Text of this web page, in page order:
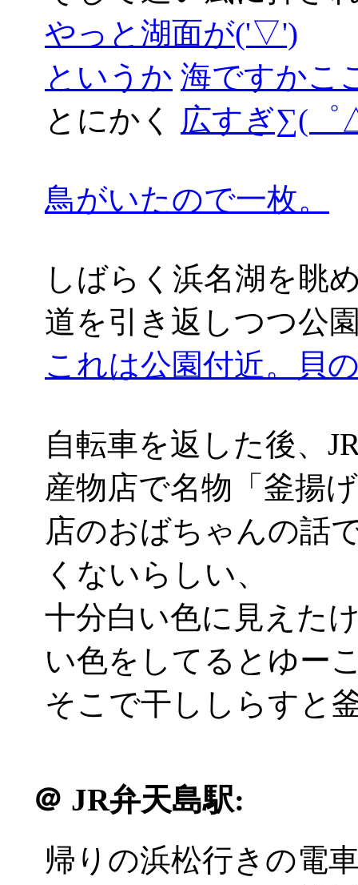
やっと湖面が('▽')
というか 海ですかこ
とにかく 広すぎ∑(゜
鳥がいたので一枚。
しばらく浜名湖を眺
道を引き返しつつ公
これは公園付近。貝
自転車を返した後、
産物店で名物「釜揚
店のおばちゃんの話
くないらしい、
十分白い色に見えた
い色をしてるとゆー
そこで干ししらすと
＠ JR弁天島駅:
帰りの浜松行きの電